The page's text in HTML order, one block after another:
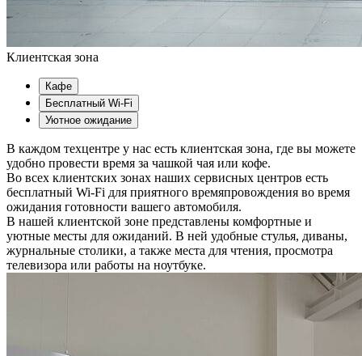
Клиентская зона
Кафе
Бесплатный Wi-Fi
Уютное ожидание
В каждом техцентре у нас есть клиентская зона, где вы можете
удобно провести время за чашкой чая или кофе.
Во всех клиентских зонах наших сервисных центров есть
бесплатный Wi-Fi для приятного времяпровождения во время
ожидания готовности вашего автомобиля.
В нашей клиентской зоне представлены комфортные и
уютные месты для ожиданий. В ней удобные стулья, диваны,
журнальные столики, а также места для чтения, просмотра
телевизора или работы на ноутбуке.